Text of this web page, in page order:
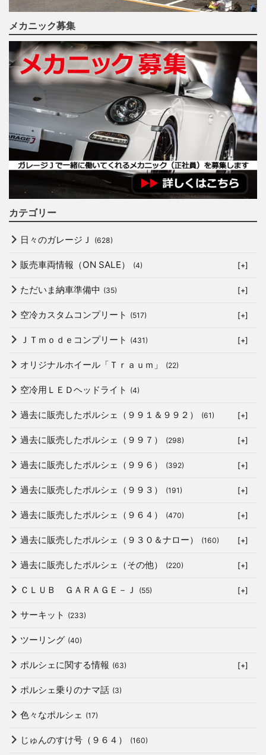
メカニック募集
カテゴリー
日々のガレージＪ (628)
販売車両情報（ON SALE） (4) [+]
ただいま納車準備中 (35) [+]
空冷カスタムコンプリート (517) [+]
ＪＴｍｏｄｅコンプリート (431) [+]
オリジナルホイール「Ｔｒａｕｍ」 (22)
空冷用ＬＥＤヘッドライト (4)
過去に販売したポルシェ（９９１＆９９２） (61) [+]
過去に販売したポルシェ（９９７） (298) [+]
過去に販売したポルシェ（９９６） (392) [+]
過去に販売したポルシェ（９９３） (191) [+]
過去に販売したポルシェ（９６４） (470) [+]
過去に販売したポルシェ（９３０＆ナロー） (160) [+]
過去に販売したポルシェ（その他） (220) [+]
ＣＬＵＢ ＧＡＲＡＧＥ－Ｊ (55) [+]
サーキット (233)
ツーリング (40)
ポルシェに関する情報 (63) [+]
ポルシェ乗りのナマ話 (3)
色々なポルシェ (17)
じゅんのすけ号（９６４） (160)